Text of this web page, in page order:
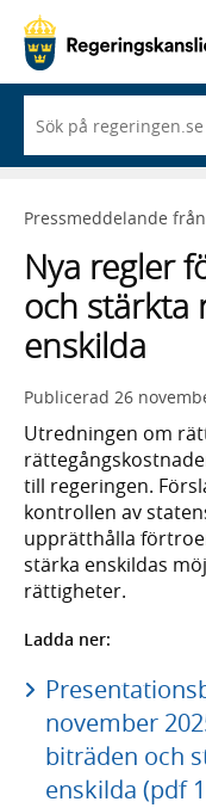
du
börjar
skriva
framträder
lista
med
sökförslag
Pressmeddelande från
Nya regler
och stärkta
enskilda
Publicerad 26
Utredningen om
till regeringen.
kontrollen av
upprätthålla
stärka enskildas
rättigheter.
Ladda ner:
november
biträden och
enskilda (pdf